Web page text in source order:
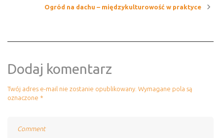
Ogród na dachu – międzykulturowość w praktyce
Dodaj komentarz
Twój adres e-mail nie zostanie opublikowany. Wymagane pola są
oznaczone *